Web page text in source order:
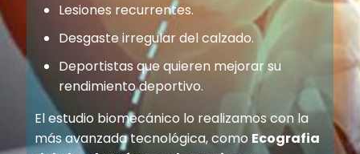
Lesiones recurrentes.
Desgaste irregular del calzado.
Deportistas que quieren mejorar su
rendimiento deportivo.
El estudio biomecánico lo realizamos con la
más avanzada tecnológica, como Ecografia